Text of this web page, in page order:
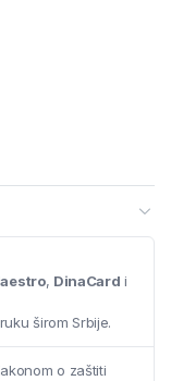
, DinaCard i
širom Srbije.
o zaštiti